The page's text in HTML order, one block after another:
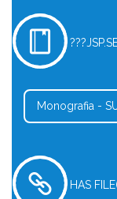
Monografia -
HAS